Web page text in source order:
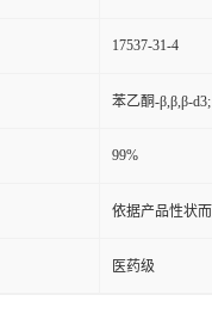
17537-31-4
苯乙酮-β,β,β-d3;
99%
依据产品性状
医药级